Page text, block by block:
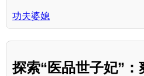
功夫婆媳
探索“医品世子妃”